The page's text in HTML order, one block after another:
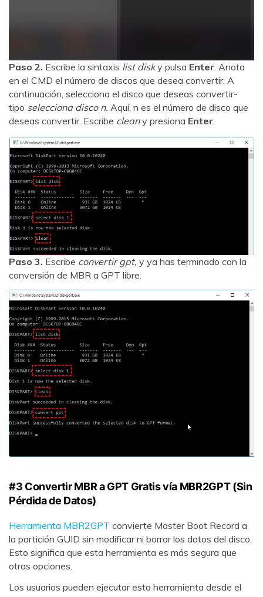
Reparador de Fotos con IA
Paso 2. Escribe la sintaxis list disk y pulsa Enter. Anota
en el CMD el número de discos que desea convertir. A
continuación, selecciona el disco que deseas convertir-
tipo selecciona disco n. Aquí, n es el número de disco que
deseas convertir. Escribe clean y presiona Enter.
Paso 3. Escribe convertir gpt, y ya has terminado con la
conversión de MBR a GPT libre.
#3 Convertir MBR a GPT Gratis vía MBR2GPT (Sin
Pérdida de Datos)
Herramienta MBR2GPT convierte Master Boot Record a
la partición GUID sin modificar ni borrar los datos del disco.
Esto significa que esta herramienta es más segura que
otras opciones.
Los usuarios pueden ejecutar esta herramienta desde el